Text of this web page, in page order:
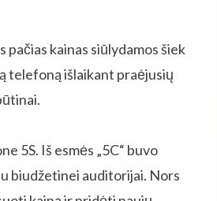
kainas siūlydamos šiek
telefoną išlaikant praėjusių
5S. Iš esmės „5C“ buvo
biudžetinei auditorijai. Nors